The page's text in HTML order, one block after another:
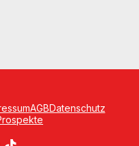
AGBDatenschutz